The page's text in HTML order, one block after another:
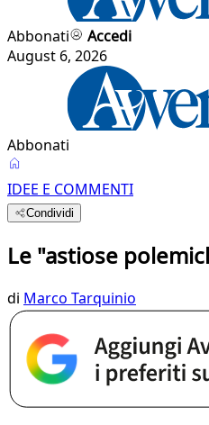
Abbonati
Accedi
August 6, 2026
Abbonati
IDEE E COMMENTI
Condividi
Le "astiose
di Marco Tarquinio